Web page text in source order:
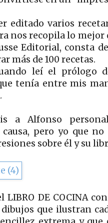
editado varios
nos recopila lo
Editorial, consta
más de 100 recetas.
leí el prólogo
tenía entre mis
a Alfonso
pero yo que
sobre él y su
LIBRO DE COCINA
que ilustran